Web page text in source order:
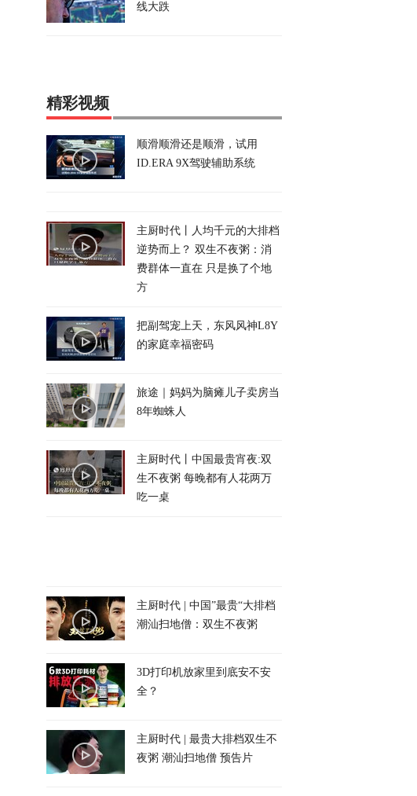
线大跌
精彩视频
顺滑顺滑还是顺滑，试用
ID.ERA 9X驾驶辅助系统
主厨时代丨人均千元的大排档
逆势而上？ 双生不夜粥：消
费群体一直在 只是换了个地
方
把副驾宠上天，东风风神L8Y
的家庭幸福密码
旅途｜妈妈为脑瘫儿子卖房当
8年蜘蛛人
主厨时代丨中国最贵宵夜:双
生不夜粥 每晚都有人花两万
吃一桌
主厨时代 | 中国”最贵“大排档
潮汕扫地僧：双生不夜粥
3D打印机放家里到底安不安
全？
主厨时代 | 最贵大排档双生不
夜粥 潮汕扫地僧 预告片